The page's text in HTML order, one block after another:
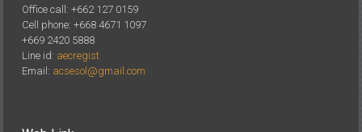
Office call: +662 127 0159
Cell phone: +668 4671 1097
+669 2420 5888
Line id: aecregist
Email: acsesol@gmail.com